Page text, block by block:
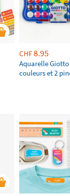
CHF8.95
Aquarelle Giotto
couleurs et 2